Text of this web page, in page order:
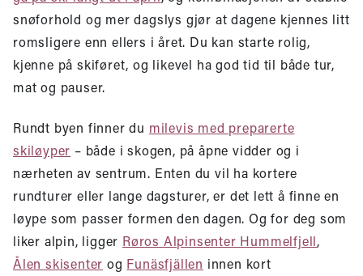
snøforhold og mer dagslys gjør at dagene kjennes litt
romsligere enn ellers i året. Du kan starte rolig,
kjenne på skiføret, og likevel ha god tid til både tur,
mat og pauser.
Rundt byen finner du milevis med preparerte
skiløyper – både i skogen, på åpne vidder og i
nærheten av sentrum. Enten du vil ha kortere
rundturer eller lange dagsturer, er det lett å finne en
løype som passer formen den dagen. Og for deg som
liker alpin, ligger Røros Alpinsenter Hummelfjell,
Ålen skisenter og Funäsfjällen innen kort